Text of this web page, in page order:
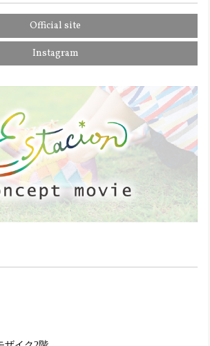
ンジ（OR）
TGE326-1【ﾚﾃﾞｨｰｽ】Estacion～エスタシオン～・パンダモチーフ2wayサボシューズ
レーマルチ（GYMT） M／23.0cm〜23.5cm
10/08
Y8157【ﾚﾃﾞｨｰｽ】MOOMIN×Estacion～エスタシオン～・リトルミイモチーフ本革ショートブーツ
ック（BL） M／23.0〜23.5cm
10/05
梱包もとても丁寧で、嬉しく思います
にかく可愛い💕色合いも柄もとても良
です😄履き心地も良いので、このブーツ
が、今から楽しみです☺️💖 またのご縁の
お願い致します。
Official site
Instagram